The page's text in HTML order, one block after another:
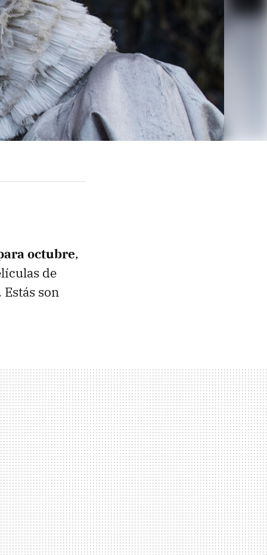
octubre,
de
Estás son